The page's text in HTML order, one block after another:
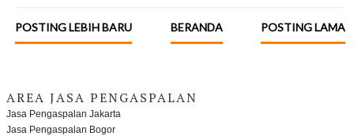
POSTING LEBIH BARU POSTING LAMA
BERANDA
AREA JASA PENGASPALAN
Jasa Pengaspalan Jakarta
Jasa Pengaspalan Bogor